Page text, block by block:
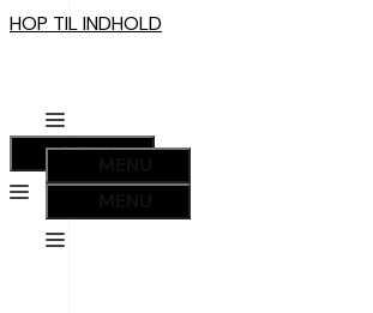
HOP TIL INDHOLD
MENU